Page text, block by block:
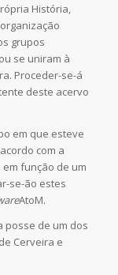
História,
grupos
se uniram à
Proceder-se-á
deste acervo
em que esteve
com a
função de um
se-ão estes
AtoM.
posse de um dos
Cerveira e